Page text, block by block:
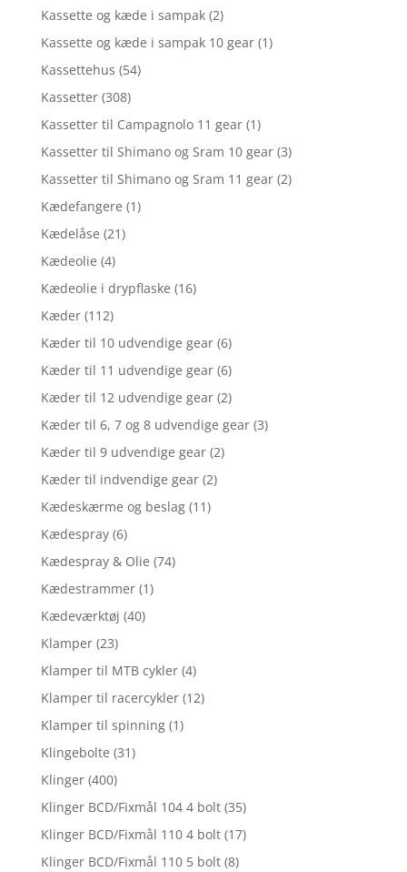
Kassette og kæde i sampak (2)
Kassette og kæde i sampak 10 gear (1)
Kassettehus (54)
Kassetter (308)
Kassetter til Campagnolo 11 gear (1)
Kassetter til Shimano og Sram 10 gear (3)
Kassetter til Shimano og Sram 11 gear (2)
Kædefangere (1)
Kædelåse (21)
Kædeolie (4)
Kædeolie i drypflaske (16)
Kæder (112)
Kæder til 10 udvendige gear (6)
Kæder til 11 udvendige gear (6)
Kæder til 12 udvendige gear (2)
Kæder til 6, 7 og 8 udvendige gear (3)
Kæder til 9 udvendige gear (2)
Kæder til indvendige gear (2)
Kædeskærme og beslag (11)
Kædespray (6)
Kædespray & Olie (74)
Kædestrammer (1)
Kædeværktøj (40)
Klamper (23)
Klamper til MTB cykler (4)
Klamper til racercykler (12)
Klamper til spinning (1)
Klingebolte (31)
Klinger (400)
Klinger BCD/Fixmål 104 4 bolt (35)
Klinger BCD/Fixmål 110 4 bolt (17)
Klinger BCD/Fixmål 110 5 bolt (8)